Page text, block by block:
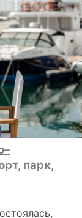
парк,